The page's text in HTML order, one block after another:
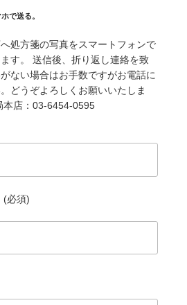
で送る。
処方箋の写真をスマートフォンで
す。 送信後、折り返し連絡を致
ない場合はお手数ですがお電話に
どうぞよろしくお願いいたしま
本店：03-6454-0595
(必須)